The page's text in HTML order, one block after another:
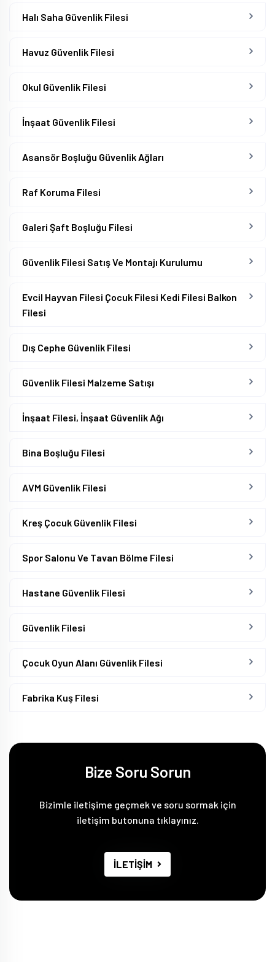
Halı Saha Güvenlik Filesi
Havuz Güvenlik Filesi
Okul Güvenlik Filesi
İnşaat Güvenlik Filesi
Asansör Boşluğu Güvenlik Ağları
Raf Koruma Filesi
Galeri Şaft Boşluğu Filesi
Güvenlik Filesi Satış Ve Montajı Kurulumu
Evcil Hayvan Filesi Çocuk Filesi Kedi Filesi Balkon
Filesi
Dış Cephe Güvenlik Filesi
Güvenlik Filesi Malzeme Satışı
İnşaat Filesi, İnşaat Güvenlik Ağı
Bina Boşluğu Filesi
AVM Güvenlik Filesi
Kreş Çocuk Güvenlik Filesi
Spor Salonu Ve Tavan Bölme Filesi
Hastane Güvenlik Filesi
Güvenlik Filesi
Çocuk Oyun Alanı Güvenlik Filesi
Fabrika Kuş Filesi
Bize Soru Sorun
Bizimle iletişime geçmek ve soru sormak için
iletişim butonuna tıklayınız.
İLETİŞİM